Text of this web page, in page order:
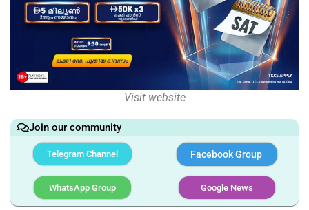
Visit website
Join our community
Telegram Channel Facebook Group
WhatsApp Group Google News